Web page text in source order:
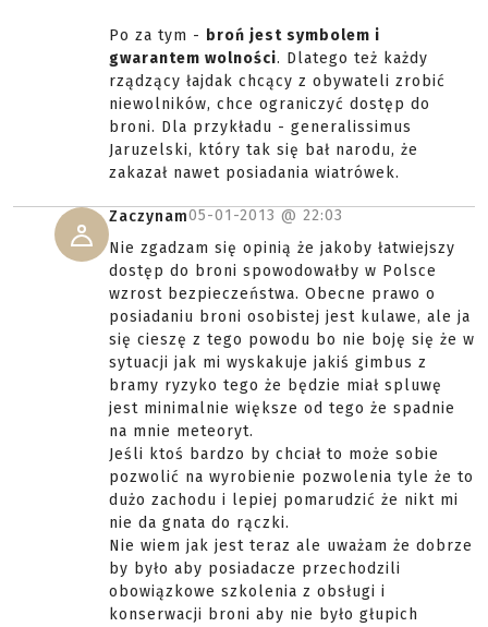
Po za tym - broń jest symbolem i
gwarantem wolności. Dlatego też każdy
rządzący łajdak chcący z obywateli zrobić
niewolników, chce ograniczyć dostęp do
broni. Dla przykładu - generalissimus
Jaruzelski, który tak się bał narodu, że
zakazał nawet posiadania wiatrówek.
Zaczynam05-01-2013 @ 22:03
Nie zgadzam się opinią że jakoby łatwiejszy
dostęp do broni spowodowałby w Polsce
wzrost bezpieczeństwa. Obecne prawo o
posiadaniu broni osobistej jest kulawe, ale ja
się cieszę z tego powodu bo nie boję się że w
sytuacji jak mi wyskakuje jakiś gimbus z
bramy ryzyko tego że będzie miał spluwę
jest minimalnie większe od tego że spadnie
na mnie meteoryt.
Jeśli ktoś bardzo by chciał to może sobie
pozwolić na wyrobienie pozwolenia tyle że to
dużo zachodu i lepiej pomarudzić że nikt mi
nie da gnata do rączki.
Nie wiem jak jest teraz ale uważam że dobrze
by było aby posiadacze przechodzili
obowiązkowe szkolenia z obsługi i
konserwacji broni aby nie było głupich